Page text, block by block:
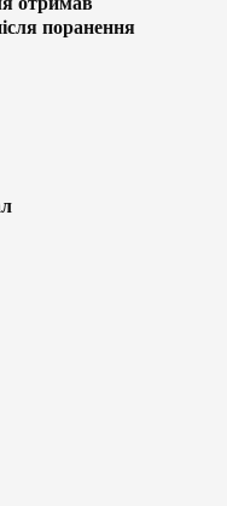
поранення